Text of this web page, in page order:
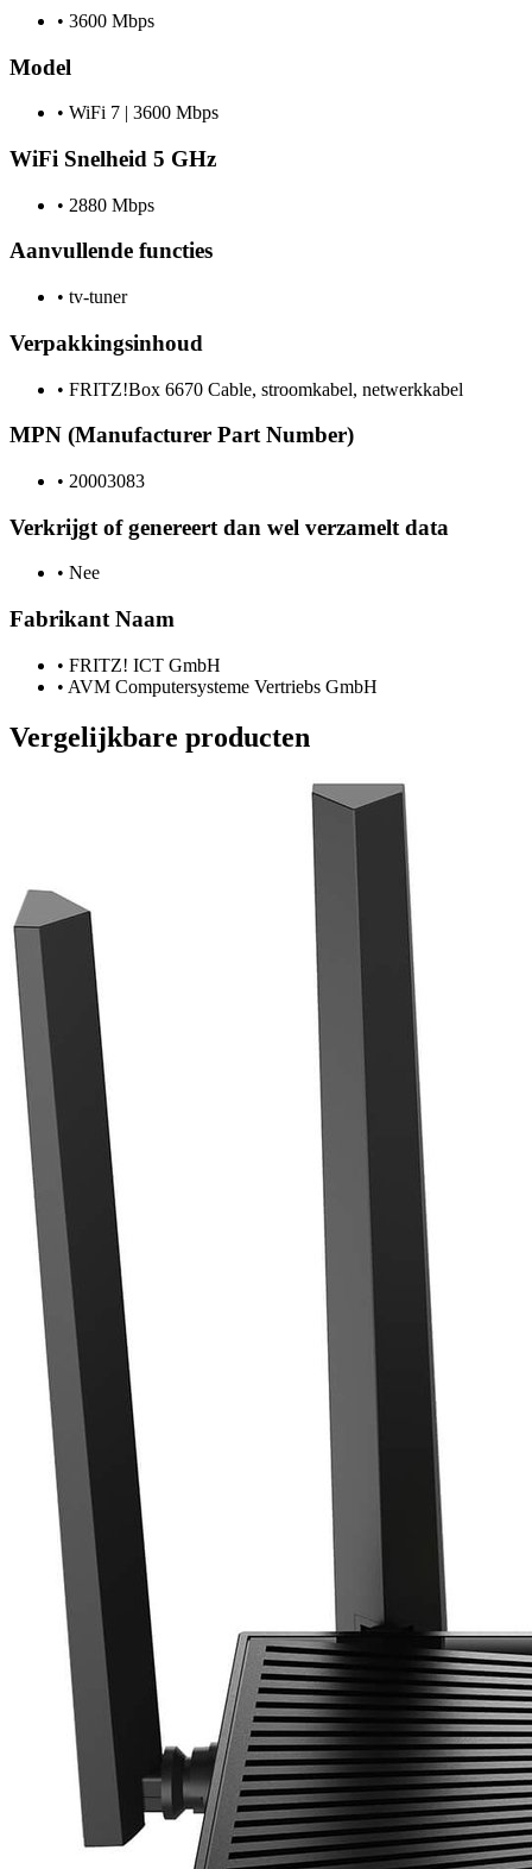
• 3600 Mbps
Model
• WiFi 7 | 3600 Mbps
WiFi Snelheid 5 GHz
• 2880 Mbps
Aanvullende functies
• tv-tuner
Verpakkingsinhoud
• FRITZ!Box 6670 Cable, stroomkabel, netwerkkabel
MPN (Manufacturer Part Number)
• 20003083
Verkrijgt of genereert dan wel verzamelt data
• Nee
Fabrikant Naam
• FRITZ! ICT GmbH
• AVM Computersysteme Vertriebs GmbH
Vergelijkbare producten